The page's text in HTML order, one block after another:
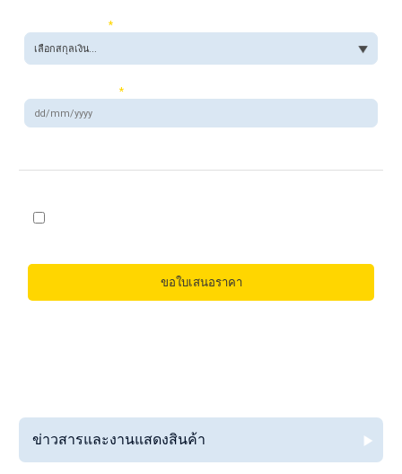
สกุลเงินที่ต้องการ:*
วันที่จัดส่งที่ต้องการ:*
ข่าวสารและงานแสดงสินค้า